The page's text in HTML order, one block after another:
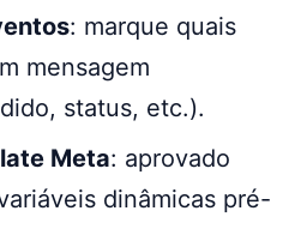
: marque quais
mensagem
status, etc.).
Meta: aprovado
dinâmicas pré-